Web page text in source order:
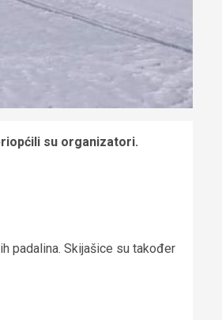
su organizatori.
padalina. Skijašice su također